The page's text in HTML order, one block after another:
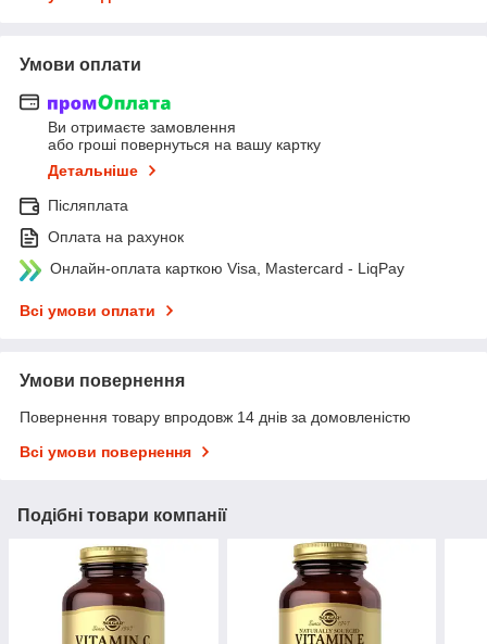
Умови оплати
Ви отримаєте замовлення
або гроші повернуться на вашу картку
Детальніше
Післяплата
Оплата на рахунок
Онлайн-оплата карткою Visa, Mastercard - LiqPay
Всі умови оплати
Умови повернення
Повернення товару впродовж 14 днів за домовленістю
Всі умови повернення
Подібні товари компанії